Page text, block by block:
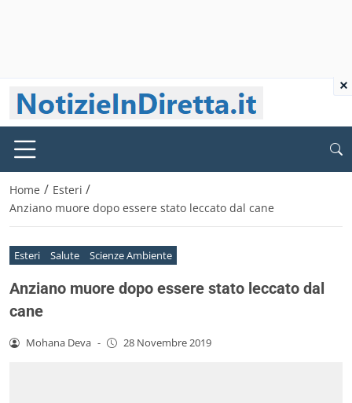
Home / Esteri /
Anziano muore dopo essere stato leccato dal cane
Esteri Salute Scienze Ambiente
Anziano muore dopo essere stato leccato dal
cane
Mohana Deva - 28 Novembre 2019
×